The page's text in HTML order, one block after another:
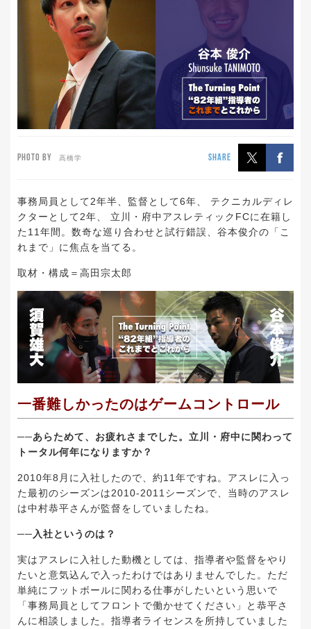
PHOTO BY 高橋学 SHARE
事務局員として2年半、監督として6年、 テクニカルディレ
クターとして2年、 立川・府中アスレティックFCに在籍し
た11年間。数奇な巡り合わせと試行錯誤、谷本俊介の「こ
れまで」に焦点を当てる。
取材・構成＝高田宗太郎
一番難しかったのはゲームコントロール
──あらためて、お疲れさまでした。立川・府中に関わって
トータル何年になりますか？
2010年8月に入社したので、約11年ですね。アスレに入っ
た最初のシーズンは2010-2011シーズンで、当時のアスレ
は中村恭平さんが監督をしていましたね。
──入社というのは？
実はアスレに入社した動機としては、指導者や監督をやり
たいと意気込んで入ったわけではありませんでした。ただ
単純にフットボールに関わる仕事がしたいという思いで
「事務局員としてフロントで働かせてください」と恭平さ
んに相談しました。指導者ライセンスを所持していました